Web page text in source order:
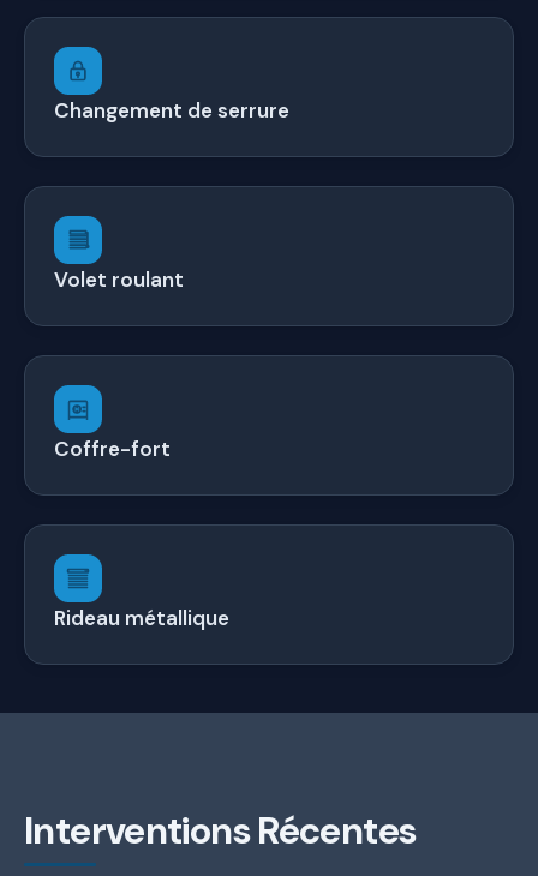
Changement de serrure
Volet roulant
Coffre-fort
Rideau métallique
Interventions Récentes